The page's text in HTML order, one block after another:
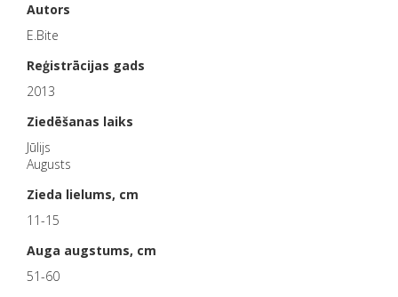
Autors
E.Bite
Reģistrācijas gads
2013
Ziedēšanas laiks
Jūlijs
Augusts
Zieda lielums, cm
11-15
Auga augstums, cm
51-60